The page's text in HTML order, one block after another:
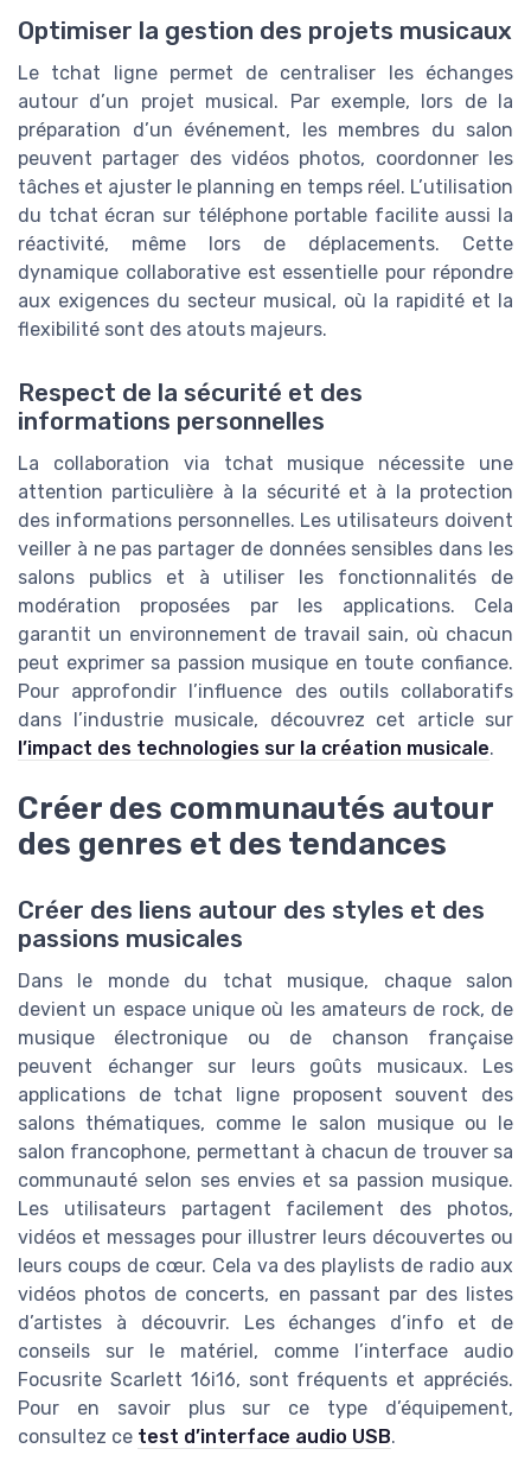
Optimiser la gestion des projets musicaux
Le tchat ligne permet de centraliser les échanges
autour d’un projet musical. Par exemple, lors de la
préparation d’un événement, les membres du salon
peuvent partager des vidéos photos, coordonner les
tâches et ajuster le planning en temps réel. L’utilisation
du tchat écran sur téléphone portable facilite aussi la
réactivité, même lors de déplacements. Cette
dynamique collaborative est essentielle pour répondre
aux exigences du secteur musical, où la rapidité et la
flexibilité sont des atouts majeurs.
Respect de la sécurité et des
informations personnelles
La collaboration via tchat musique nécessite une
attention particulière à la sécurité et à la protection
des informations personnelles. Les utilisateurs doivent
veiller à ne pas partager de données sensibles dans les
salons publics et à utiliser les fonctionnalités de
modération proposées par les applications. Cela
garantit un environnement de travail sain, où chacun
peut exprimer sa passion musique en toute confiance.
Pour approfondir l’influence des outils collaboratifs
dans l’industrie musicale, découvrez cet article sur
l’impact des technologies sur la création musicale.
Créer des communautés autour
des genres et des tendances
Créer des liens autour des styles et des
passions musicales
Dans le monde du tchat musique, chaque salon
devient un espace unique où les amateurs de rock, de
musique électronique ou de chanson française
peuvent échanger sur leurs goûts musicaux. Les
applications de tchat ligne proposent souvent des
salons thématiques, comme le salon musique ou le
salon francophone, permettant à chacun de trouver sa
communauté selon ses envies et sa passion musique.
Les utilisateurs partagent facilement des photos,
vidéos et messages pour illustrer leurs découvertes ou
leurs coups de cœur. Cela va des playlists de radio aux
vidéos photos de concerts, en passant par des listes
d’artistes à découvrir. Les échanges d’info et de
conseils sur le matériel, comme l’interface audio
Focusrite Scarlett 16i16, sont fréquents et appréciés.
Pour en savoir plus sur ce type d’équipement,
consultez ce test d’interface audio USB.